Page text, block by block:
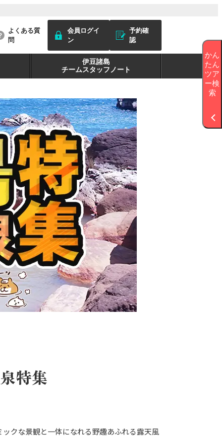
よくある質
問
会員ログイ
ン
予約確
認
伊豆諸島
チームスタッフノート
特集
クな景観と一体になれる野趣あふれる露天風
かん
たん
ツア
ー検
索